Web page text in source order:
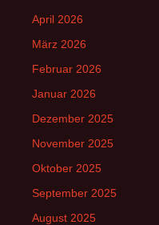
April 2026
März 2026
Februar 2026
Januar 2026
Dezember 2025
November 2025
Oktober 2025
September 2025
August 2025